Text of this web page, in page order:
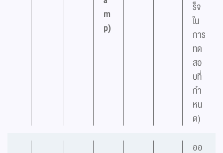
m
p)
ร็จ
ใน
การ
ทด
สอ
บที่
กำ
หน
ด)
ออ